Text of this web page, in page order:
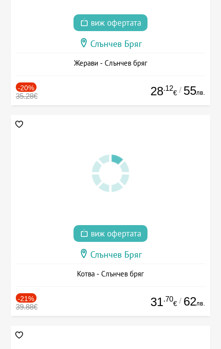
виж офертата
Слънчев Бряг
Жерави - Слънчев бряг
-20%
35.28€ 28.12
€ / 55лв.
виж офертата
Слънчев Бряг
Котва - Слънчев бряг
-21%
39.88€ 31.70
€ / 62лв.